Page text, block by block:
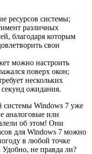
ресурсов системы;
различных
благодаря которым
свои
можно настроить
поверх окон;
нескольких
ожидания.
системы Windows 7 уже
аналоговые или
об этом! Они
для Windows 7 можно
в любой точке
не правда ли?